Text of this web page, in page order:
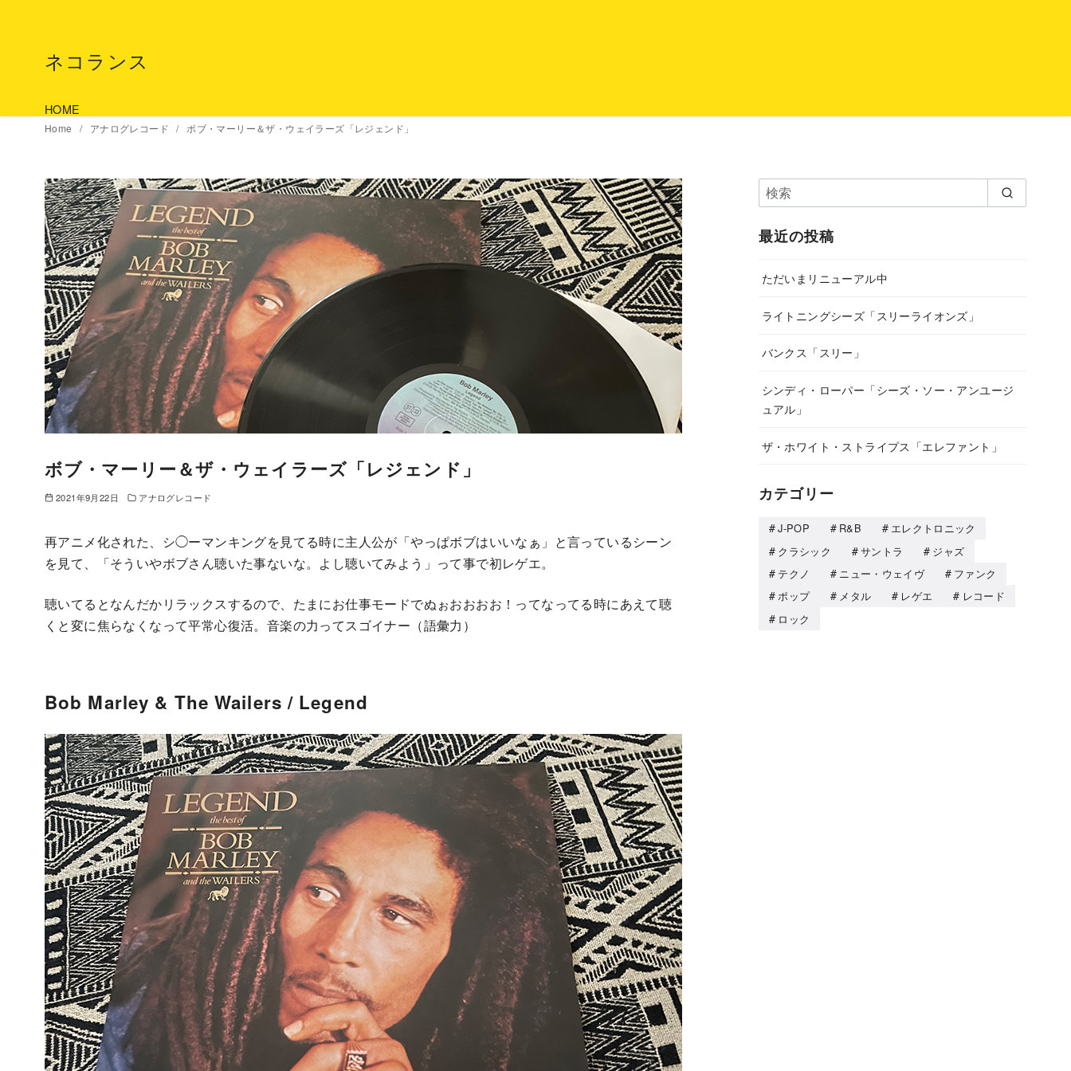
へ
ネコランス
HOME
Home アナログレコード ボブ・マーリー＆ザ・ウェイラーズ「レジェンド」
ボブ・マーリー＆ザ・ウェイラーズ「レジェンド」
2021年9月22日 アナログレコード
再アニメ化された、シ◯ーマンキングを見てる時に主人公が「やっぱボブはいいなぁ」と言っているシーン
を見て、「そういやボブさん聴いた事ないな。よし聴いてみよう」って事で初レゲエ。
聴いてるとなんだかリラックスするので、たまにお仕事モードでぬぉおおおお！ってなってる時にあえて聴
くと変に焦らなくなって平常心復活。音楽の力ってスゴイナー（語彙力）
Bob Marley & The Wailers / Legend
最近の投稿
ただいまリニューアル中
ライトニングシーズ「スリーライオンズ」
バンクス「スリー」
シンディ・ローパー「シーズ・ソー・アンユージ
ュアル」
ザ・ホワイト・ストライプス「エレファント」
カテゴリー
J-POP R&B
エレクトロニック
クラシック
サントラ
ジャズ
テクノ
ニュー・ウェイヴ
ファンク
ポップ
メタル レゲエ
レコード
ロック